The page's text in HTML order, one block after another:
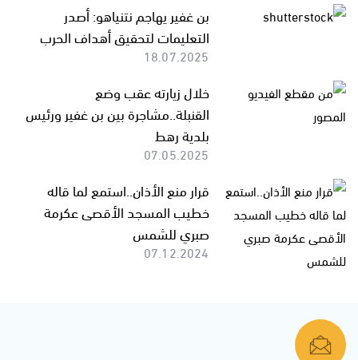
بن غفير يهاجم نتنياهو: أصدر
التعليمات لتحقيق أهداف الحرب
18.07.2025
خلال زيارته عقب وضع
القنبلة..مشاجرة بين بن غفير ورئيس
بلدية رهط
07.05.2025
قرار منع الأذان..استمع لما قاله
خطيب المسجد الأقصى عكرمة
صبري للشمس
07.12.2024